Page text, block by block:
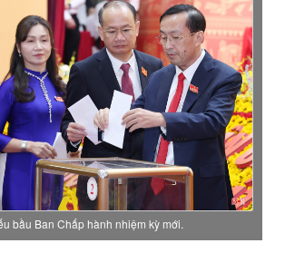
bầu Ban Chấp hành nhiệm kỳ mới.